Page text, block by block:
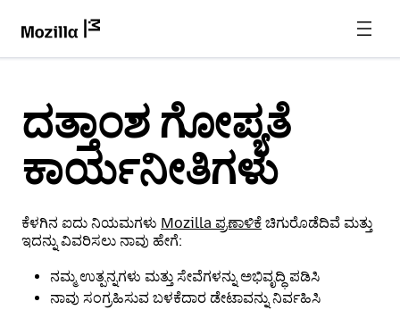
ದತ್ತಾಂಶ ಗೋಪ್ಯತೆ
ಕಾರ್ಯನೀತಿಗಳು
ಕೆಳಗಿನ ಐದು ನಿಯಮಗಳು Mozilla ಪ್ರಣಾಳಿಕೆ ಚಿಗುರೊಡೆದಿವೆ ಮತ್ತು
ಇದನ್ನು ವಿವರಿಸಲು ನಾವು ಹೇಗೆ:
ನಮ್ಮ ಉತ್ಪನ್ನಗಳು ಮತ್ತು ಸೇವೆಗಳನ್ನು ಅಭಿವೃದ್ಧಿ ಪಡಿಸಿ
ನಾವು ಸಂಗ್ರಹಿಸುವ ಬಳಕೆದಾರ ಡೇಟಾವನ್ನು ನಿರ್ವಹಿಸಿ